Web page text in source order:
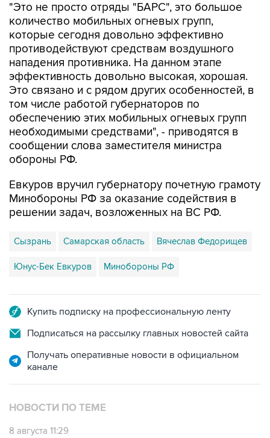
"Это не просто отряды "БАРС", это большое
количество мобильных огневых групп,
которые сегодня довольно эффективно
противодействуют средствам воздушного
нападения противника. На данном этапе
эффективность довольно высокая, хорошая.
Это связано и с рядом других особенностей, в
том числе работой губернаторов по
обеспечению этих мобильных огневых групп
необходимыми средствами", - приводятся в
сообщении слова заместителя министра
обороны РФ.
Евкуров вручил губернатору почетную грамоту
Минобороны РФ за оказание содействия в
решении задач, возложенных на ВС РФ.
Сызрань Самарская область Вячеслав Федорищев
Юнус-Бек Евкуров Минобороны РФ
Купить подписку на профессиональную ленту
Подписаться на рассылку главных новостей сайта
Получать оперативные новости в официальном
канале
НОВОСТИ ПО ТЕМЕ
8 августа 11:29